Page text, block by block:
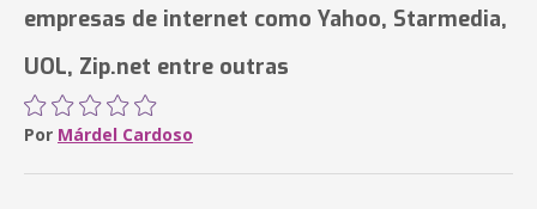
empresas de internet como Yahoo, Starmedia,
UOL, Zip.net entre outras
Por Márdel Cardoso